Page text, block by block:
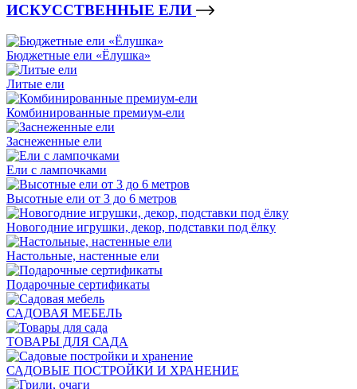
ИСКУССТВЕННЫЕ ЕЛИ
Бюджетные ели «Ёлушка»
Литые ели
Комбинированные премиум-ели
Заснеженные ели
Ели с лампочками
Высотные ели от 3 до 6 метров
Новогодние игрушки, декор, подставки под ёлку
Настольные, настенные ели
Подарочные сертификаты
САДОВАЯ МЕБЕЛЬ
ТОВАРЫ ДЛЯ САДА
САДОВЫЕ ПОСТРОЙКИ И ХРАНЕНИЕ